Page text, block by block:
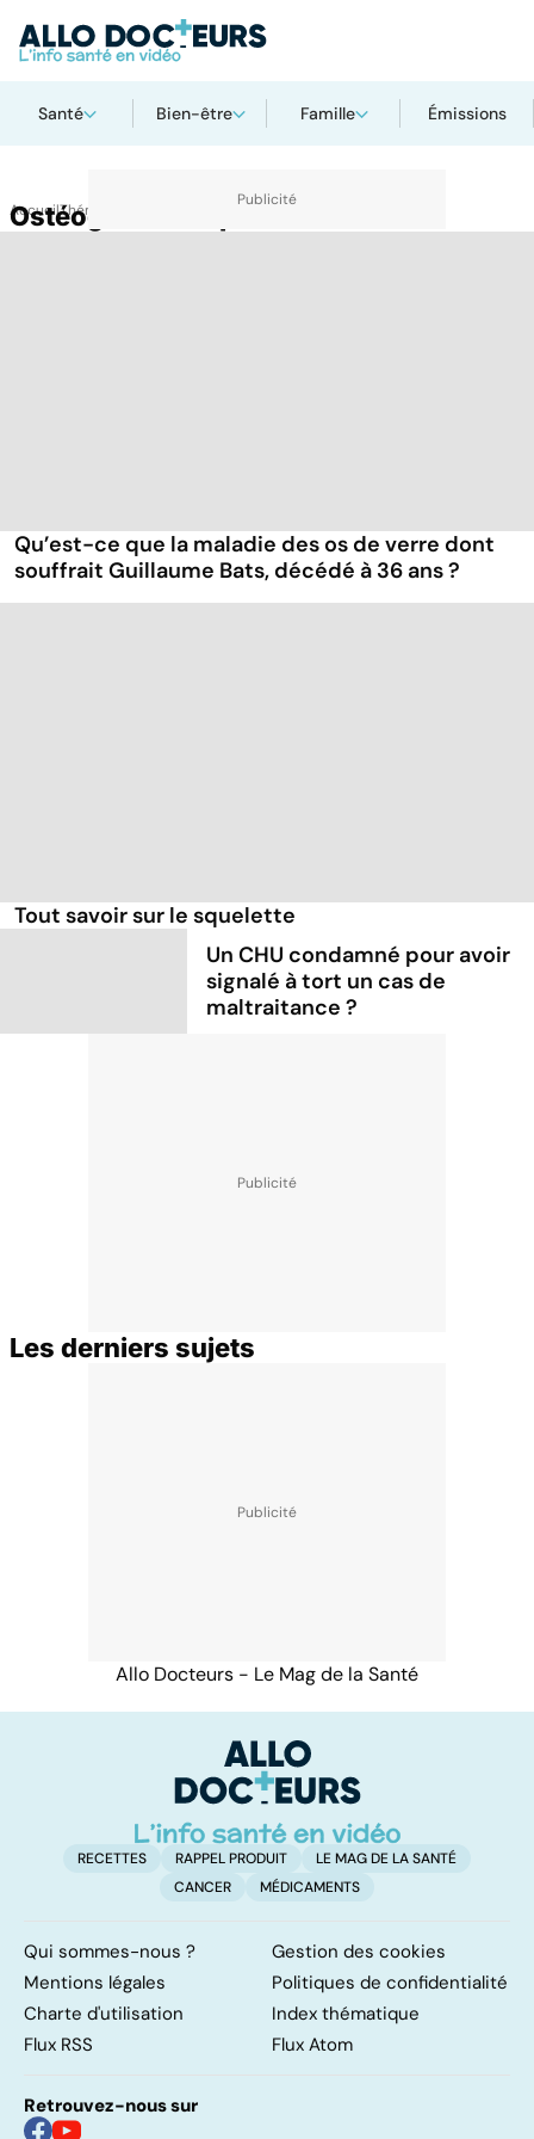
Santé Bien-être Famille Émissions
AccueilThématiques
Ostéogenèse imparfaite
Qu’est-ce que la maladie des os de verre dont
souffrait Guillaume Bats, décédé à 36 ans ?
Tout savoir sur le squelette
Un CHU condamné pour avoir
signalé à tort un cas de
maltraitance ?
Les derniers sujets
Allo Docteurs - Le Mag de la Santé
RECETTES RAPPEL PRODUIT
LE MAG DE LA SANTÉ
CANCER
MÉDICAMENTS
Qui sommes-nous ?
Gestion des cookies
Mentions légales
Politiques de confidentialité
Charte d'utilisation
Index thématique
Flux RSS
Flux Atom
Retrouvez-nous sur